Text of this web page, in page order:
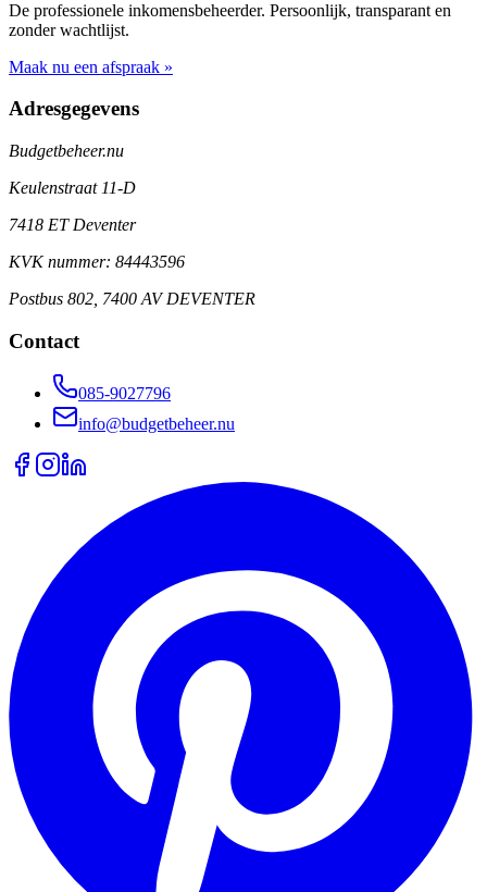
De professionele inkomensbeheerder. Persoonlijk, transparant en
zonder wachtlijst.
Maak nu een afspraak »
Adresgegevens
Budgetbeheer.nu
Keulenstraat 11-D
7418 ET Deventer
KVK nummer: 84443596
Postbus 802, 7400 AV DEVENTER
Contact
085-9027796
info@budgetbeheer.nu